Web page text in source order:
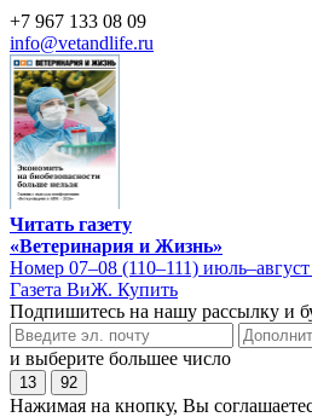
+7 967 133 08 09
info@vetandlife.ru
Читать газету
«Ветеринария и Жизнь»
Номер 07–08 (110–111)
Газета ВиЖ. Купить
Подпишитесь на нашу рассылку и
и выберите большее число
13 92
Нажимая на кнопку, Вы